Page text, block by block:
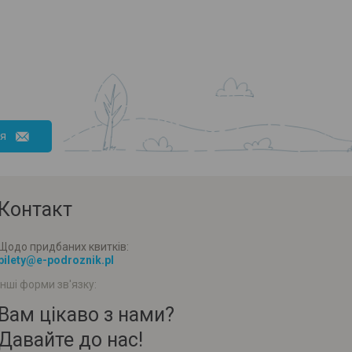
придбаних квитків:
podroznik.pl
форми зв'язку:
цікаво з нами?
до нас!